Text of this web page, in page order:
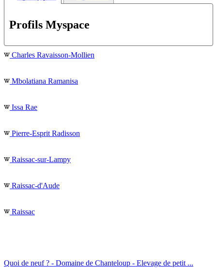
Profils Myspace
Charles Ravaisson-Mollien
Mbolatiana Ramanisa
Issa Rae
Pierre-Esprit Radisson
Raissac-sur-Lampy
Raissac-d'Aude
Raissac
Quoi de neuf ? - Domaine de Chanteloup - Elevage de petit ...